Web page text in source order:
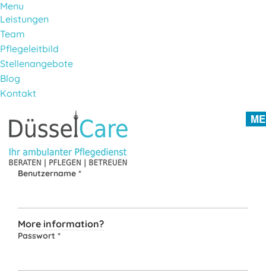
Menu
Leistungen
Team
Pflegeleitbild
Stellenangebote
Blog
Kontakt
Direkt zum Inhalt
Benutzername *
More information?
Passwort *